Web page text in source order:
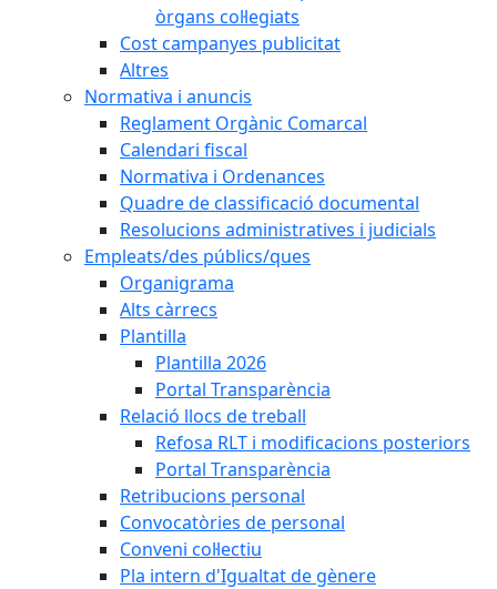
òrgans col·legiats
Cost campanyes publicitat
Altres
Normativa i anuncis
Reglament Orgànic Comarcal
Calendari fiscal
Normativa i Ordenances
Quadre de classificació documental
Resolucions administratives i judicials
Empleats/des públics/ques
Organigrama
Alts càrrecs
Plantilla
Plantilla 2026
Portal Transparència
Relació llocs de treball
Refosa RLT i modificacions posteriors
Portal Transparència
Retribucions personal
Convocatòries de personal
Conveni col·lectiu
Pla intern d'Igualtat de gènere